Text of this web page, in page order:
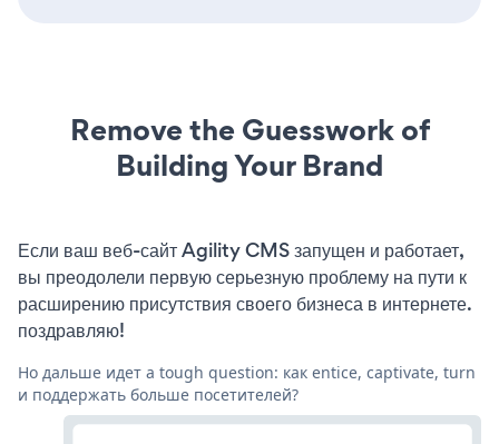
Remove the Guesswork of
Building Your Brand
Если ваш веб-сайт Agility CMS запущен и работает,
вы преодолели первую серьезную проблему на пути к
расширению присутствия своего бизнеса в интернете.
поздравляю!
Но дальше идет a tough question: как entice, captivate, turn
и поддержать больше посетителей?